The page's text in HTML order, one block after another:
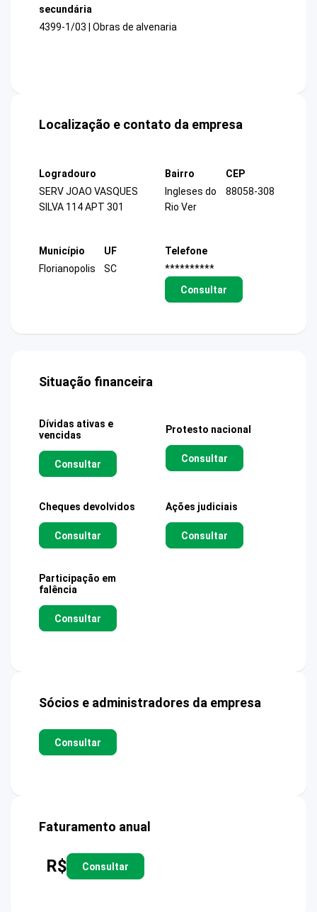
secundária
4399-1/03 | Obras de alvenaria
Localização e contato da empresa
Logradouro
SERV JOAO VASQUES
SILVA 114 APT 301
Bairro
Ingleses do
Rio Ver
CEP
88058-308
Município
Florianopolis
UF
SC
Telefone
**********
Consultar
Situação financeira
Dívidas ativas e
vencidas
Consultar
Protesto nacional
Consultar
Cheques devolvidos
Consultar
Ações judiciais
Consultar
Participação em
falência
Consultar
Sócios e administradores da empresa
Consultar
Faturamento anual
R$ Consultar